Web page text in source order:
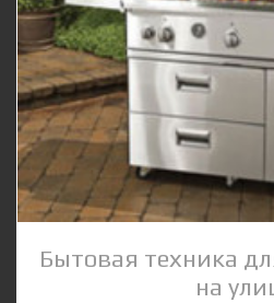
Бытовая техника
на